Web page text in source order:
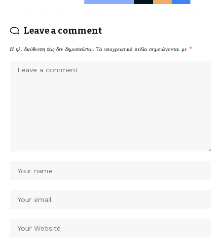
Leave a comment
Η ηλ. διεύθυνση σας δεν δημοσιεύεται. Τα υποχρεωτικά πεδία σημειώνονται με *